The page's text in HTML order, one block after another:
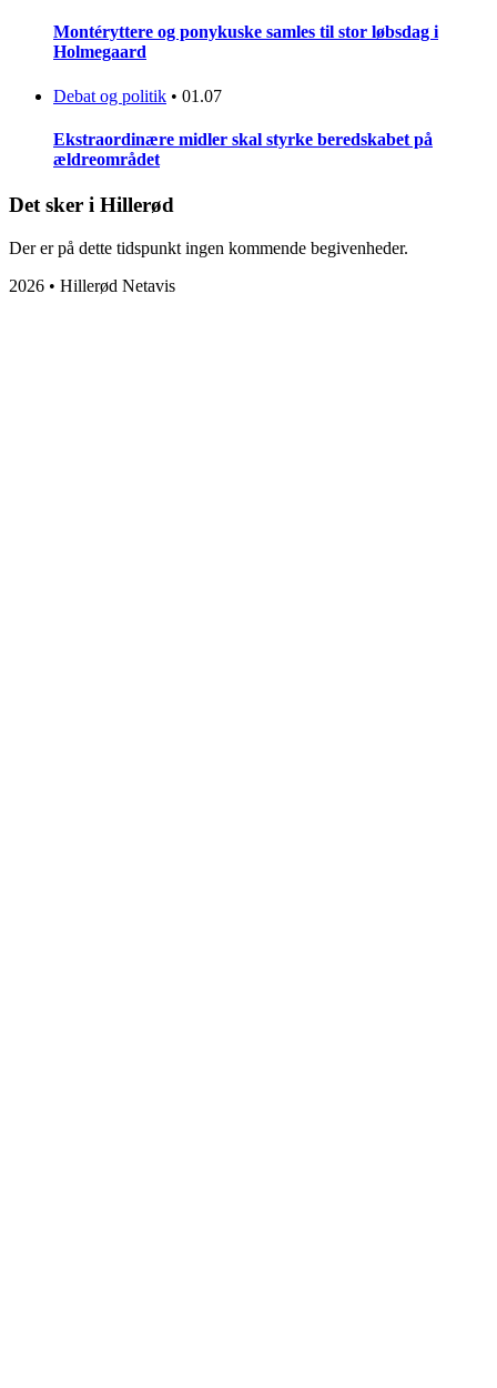
Montéryttere og ponykuske samles til stor løbsdag i
Holmegaard
Debat og politik • 01.07
Ekstraordinære midler skal styrke beredskabet på
ældreområdet
Det sker i Hillerød
Der er på dette tidspunkt ingen kommende begivenheder.
2026 • Hillerød Netavis